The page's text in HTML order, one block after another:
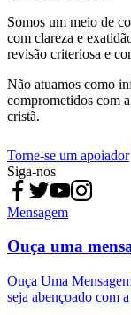
Somos um meio de
com clareza e
revisão criteriosa e
Não atuamos como
comprometidos com
cristã.
Torne-se um apoiador
Siga-nos
Mensagem
Ouça uma
Ouça Uma
seja abençoado com